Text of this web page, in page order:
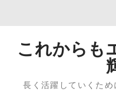
これからも
長く活躍していくため